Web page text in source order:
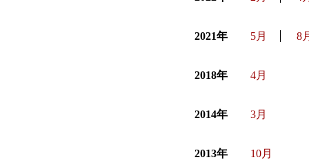
2021年 5月 8
2018年 4月
2014年 3月
2013年 10月